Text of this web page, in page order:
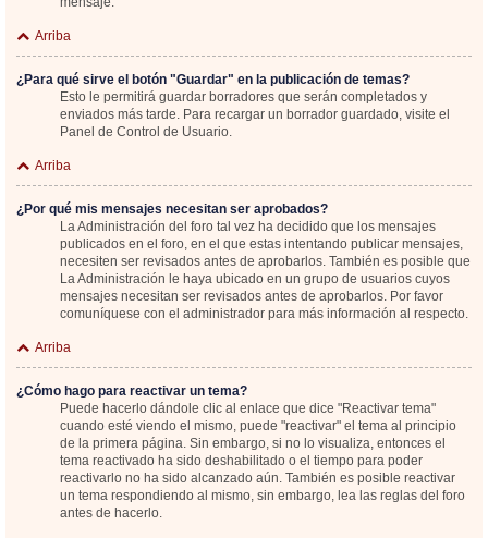
Arriba
¿Para qué sirve el botón "Guardar" en la publicación de temas?
Esto le permitirá guardar borradores que serán completados y
enviados más tarde. Para recargar un borrador guardado, visite el
Panel de Control de Usuario.
Arriba
¿Por qué mis mensajes necesitan ser aprobados?
La Administración del foro tal vez ha decidido que los mensajes
publicados en el foro, en el que estas intentando publicar mensajes,
necesiten ser revisados antes de aprobarlos. También es posible que
La Administración le haya ubicado en un grupo de usuarios cuyos
mensajes necesitan ser revisados antes de aprobarlos. Por favor
comuníquese con el administrador para más información al respecto.
Arriba
¿Cómo hago para reactivar un tema?
Puede hacerlo dándole clic al enlace que dice "Reactivar tema"
cuando esté viendo el mismo, puede "reactivar" el tema al principio
de la primera página. Sin embargo, si no lo visualiza, entonces el
tema reactivado ha sido deshabilitado o el tiempo para poder
reactivarlo no ha sido alcanzado aún. También es posible reactivar
un tema respondiendo al mismo, sin embargo, lea las reglas del foro
antes de hacerlo.